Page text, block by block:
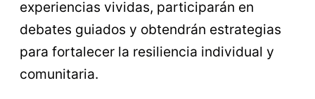
experiencias vividas, participarán en
debates guiados y obtendrán estrategias
para fortalecer la resiliencia individual y
comunitaria.